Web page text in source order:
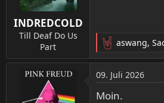
INDREDCOLD
Till Deaf Do Us
Part
R
e
a
k
t
aswang,
09. Juli 2026
Moin.